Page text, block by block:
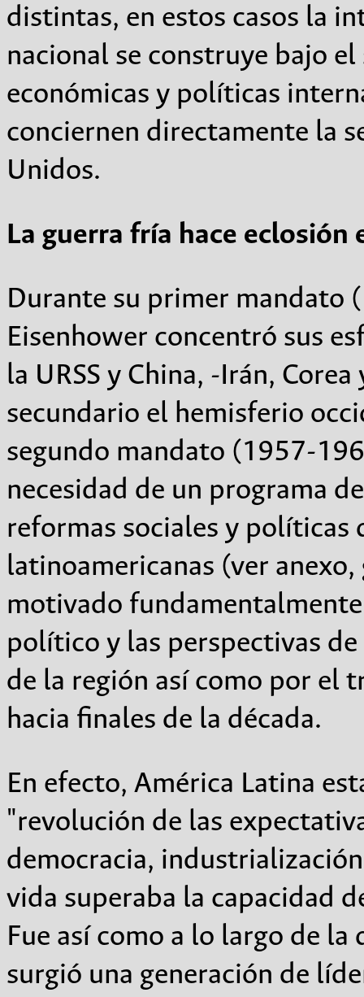
distintas, en estos casos la
nacional se construye bajo
económicas y políticas
conciernen directamente la
Unidos.
La guerra fría hace eclosión
Durante su primer mandato
Eisenhower concentró sus
la URSS y China, -Irán,
secundario el hemisferio
segundo mandato (1957-
necesidad de un programa
reformas sociales y políticas
latinoamericanas (ver
motivado
político y las perspectivas
de la región así como por el
hacia finales de la década.
En efecto, América Latina
"revolución de las
democracia,
vida superaba la capacidad
Fue así como a lo largo de la
surgió una generación de